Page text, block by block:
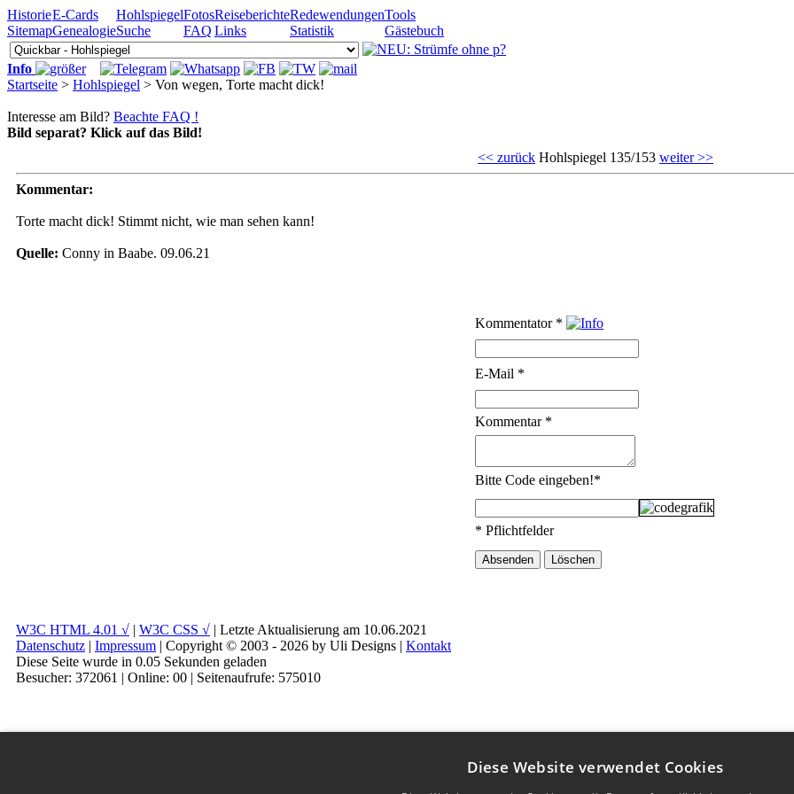
HistorieE-Cards HohlspiegelFotosReiseberichteRedewendungenTools
SitemapGenealogieSuche FAQ Links Statistik Gästebuch
Info
Startseite > Hohlspiegel > Von wegen, Torte macht dick!
Interesse am Bild? Beachte FAQ !
Bild separat? Klick auf das Bild!
<< zurück Hohlspiegel 135/153 weiter >>
Kommentar:
Torte macht dick! Stimmt nicht, wie man sehen kann!
Quelle: Conny in Baabe. 09.06.21
Kommentator *
E-Mail *
Kommentar *
Bitte Code eingeben!*
* Pflichtfelder
W3C HTML 4.01 √ | W3C CSS √ | Letzte Aktualisierung am 10.06.2021
Datenschutz | Impressum | Copyright © 2003 - 2026 by Uli Designs | Kontakt
Diese Seite wurde in 0.05 Sekunden geladen
Besucher: 372061 | Online: 00 | Seitenaufrufe: 575010
Diese Website verwendet Cookies